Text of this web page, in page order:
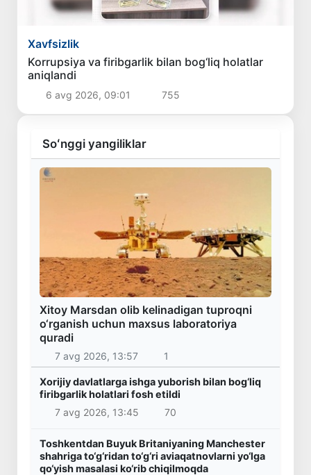
Xavfsizlik
Korrupsiya va firibgarlik bilan bog‘liq holatlar
aniqlandi
6 avg 2026, 09:01 755
Soʻnggi yangiliklar
Xitoy Marsdan olib kelinadigan tuproqni
o‘rganish uchun maxsus laboratoriya
quradi
7 avg 2026, 13:57 1
Xorijiy davlatlarga ishga yuborish bilan bog‘liq
firibgarlik holatlari fosh etildi
7 avg 2026, 13:45
70
Toshkentdan Buyuk Britaniyaning Manchester
shahriga to‘g‘ridan to‘g‘ri aviaqatnovlarni yo‘lga
qo‘yish masalasi ko‘rib chiqilmoqda